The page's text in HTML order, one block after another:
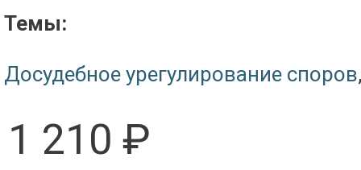
Темы:
Досудебное урегулирование споров
1 210 ₽